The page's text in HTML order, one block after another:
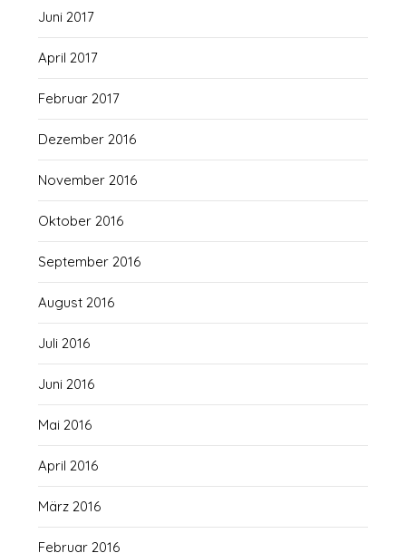
Juni 2017
April 2017
Februar 2017
Dezember 2016
November 2016
Oktober 2016
September 2016
August 2016
Juli 2016
Juni 2016
Mai 2016
April 2016
März 2016
Februar 2016